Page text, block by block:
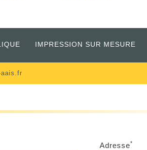
IMPRESSION SUR MESURE
Adresse*